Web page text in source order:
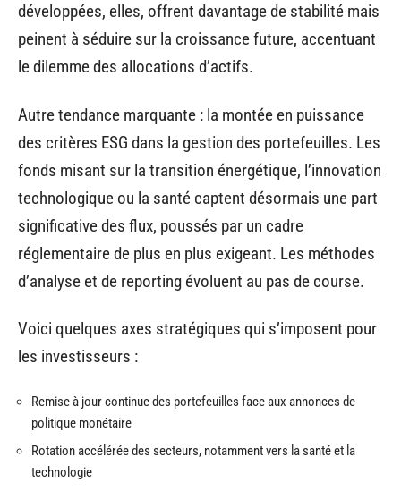
développées, elles, offrent davantage de stabilité mais
peinent à séduire sur la croissance future, accentuant
le dilemme des allocations d’actifs.
Autre tendance marquante : la montée en puissance
des critères ESG dans la gestion des portefeuilles. Les
fonds misant sur la transition énergétique, l’innovation
technologique ou la santé captent désormais une part
significative des flux, poussés par un cadre
réglementaire de plus en plus exigeant. Les méthodes
d’analyse et de reporting évoluent au pas de course.
Voici quelques axes stratégiques qui s’imposent pour
les investisseurs :
Remise à jour continue des portefeuilles face aux annonces de
politique monétaire
Rotation accélérée des secteurs, notamment vers la santé et la
technologie